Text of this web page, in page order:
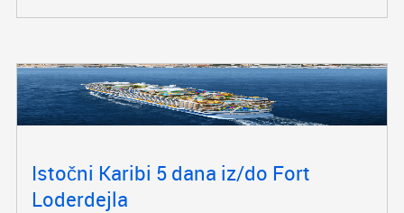
Istočni Karibi 5 dana iz/do Fort
Loderdejla